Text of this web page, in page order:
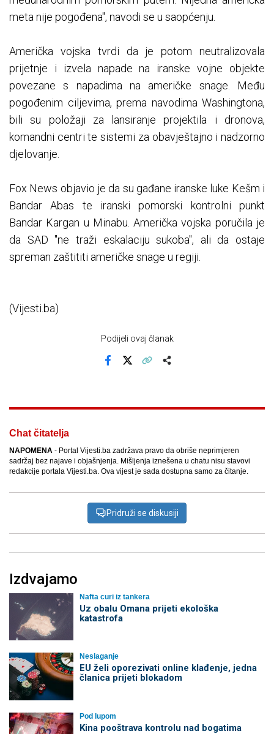
meta nije pogođena", navodi se u saopćenju.
Američka vojska tvrdi da je potom neutralizovala
prijetnje i izvela napade na iranske vojne objekte
povezane s napadima na američke snage. Među
pogođenim ciljevima, prema navodima Washingtona,
bili su položaji za lansiranje projektila i dronova,
komandni centri te sistemi za obavještajno i nadzorno
djelovanje.
Fox News objavio je da su gađane iranske luke Kešm i
Bandar Abas te iranski pomorski kontrolni punkt
Bandar Kargan u Minabu. Američka vojska poručila je
da SAD "ne traži eskalaciju sukoba", ali da ostaje
spreman zaštititi američke snage u regiji.
(Vijesti.ba)
Podijeli ovaj članak
Chat čitatelja
NAPOMENA - Portal Vijesti.ba zadržava pravo da obriše neprimjeren
sadržaj bez najave i objašnjenja. Mišljenja iznešena u chatu nisu stavovi
redakcije portala Vijesti.ba. Ova vijest je sada dostupna samo za čitanje.
Pridruži se diskusiji
Izdvajamo
Nafta curi iz tankera
Uz obalu Omana prijeti ekološka
katastrofa
Neslaganje
EU želi oporezivati online klađenje, jedna
članica prijeti blokadom
Pod lupom
Kina pooštrava kontrolu nad bogatima